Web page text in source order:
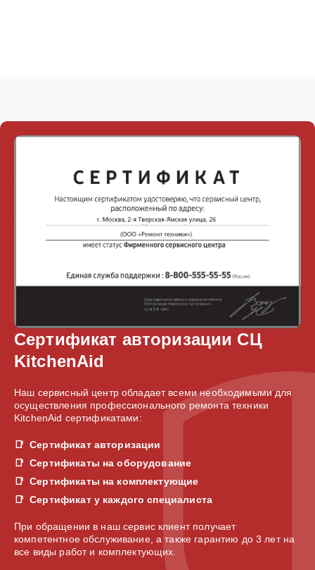
Сертификат авторизации СЦ
KitchenAid
Наш сервисный центр обладает всеми необходимыми для
осуществления профессионального ремонта техники
KitchenAid сертификатами:
Сертификат авторизации
Сертификаты на оборудование
Сертификаты на комплектующие
Сертификат у каждого специалиста
При обращении в наш сервис клиент получает
компетентное обслуживание, а также гарантию до 3 лет на
все виды работ и комплектующих.